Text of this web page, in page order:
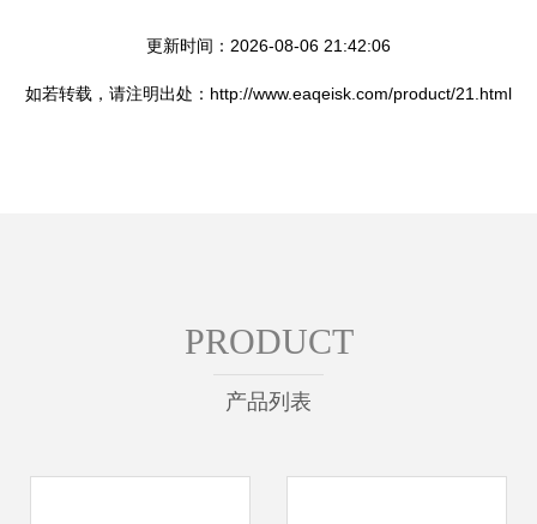
更新时间：2026-08-06 21:42:06
如若转载，请注明出处：http://www.eaqeisk.com/product/21.html
PRODUCT
产品列表